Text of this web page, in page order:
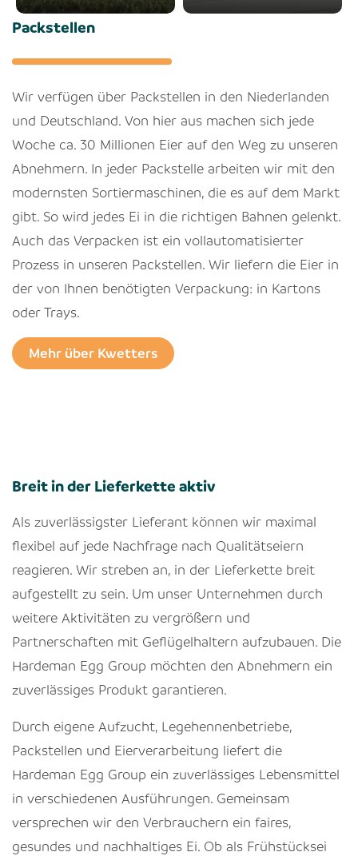
Packstellen
Wir verfügen über Packstellen in den Niederlanden
und Deutschland. Von hier aus machen sich jede
Woche ca. 30 Millionen Eier auf den Weg zu unseren
Abnehmern. In jeder Packstelle arbeiten wir mit den
modernsten Sortiermaschinen, die es auf dem Markt
gibt. So wird jedes Ei in die richtigen Bahnen gelenkt.
Auch das Verpacken ist ein vollautomatisierter
Prozess in unseren Packstellen. Wir liefern die Eier in
der von Ihnen benötigten Verpackung: in Kartons
oder Trays.
Mehr über Kwetters
Breit in der Lieferkette aktiv
Als zuverlässigster Lieferant können wir maximal
flexibel auf jede Nachfrage nach Qualitätseiern
reagieren. Wir streben an, in der Lieferkette breit
aufgestellt zu sein. Um unser Unternehmen durch
weitere Aktivitäten zu vergrößern und
Partnerschaften mit Geflügelhaltern aufzubauen. Die
Hardeman Egg Group möchten den Abnehmern ein
zuverlässiges Produkt garantieren.
Durch eigene Aufzucht, Legehennenbetriebe,
Packstellen und Eierverarbeitung liefert die
Hardeman Egg Group ein zuverlässiges Lebensmittel
in verschiedenen Ausführungen. Gemeinsam
versprechen wir den Verbrauchern ein faires,
gesundes und nachhaltiges Ei. Ob als Frühstücksei